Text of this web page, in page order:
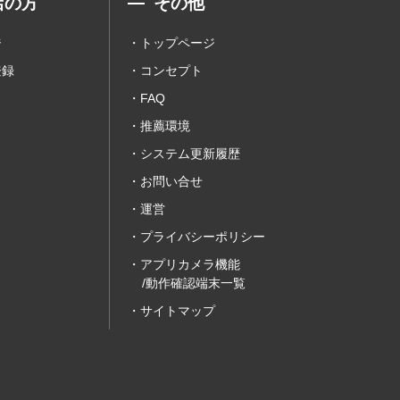
トップページ
コンセプト
FAQ
推薦環境
システム更新履歴
お問い合せ
運営
プライバシーポリシー
アプリカメラ機能
/動作確認端末一覧
サイトマップ